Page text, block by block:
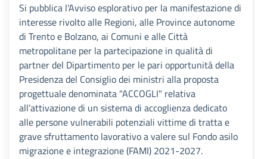
Si pubblica l'Avviso esplorativo per la manifestazione di
interesse rivolto alle Regioni, alle Province autonome
di Trento e Bolzano, ai Comuni e alle Città
metropolitane per la partecipazione in qualità di
partner del Dipartimento per le pari opportunità della
Presidenza del Consiglio dei ministri alla proposta
progettuale denominata "ACCOGLI" relativa
all’attivazione di un sistema di accoglienza dedicato
alle persone vulnerabili potenziali vittime di tratta e
grave sfruttamento lavorativo a valere sul Fondo asilo
migrazione e integrazione (FAMI) 2021-2027.